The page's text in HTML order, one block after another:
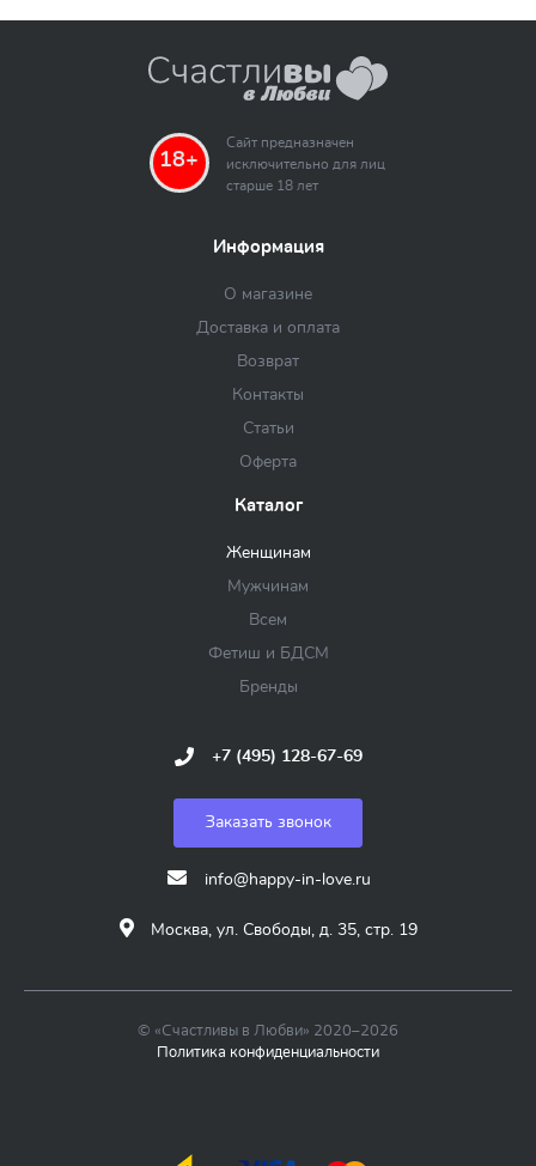
18+
Сайт предназначен
исключительно для лиц
старше 18 лет
Информация
О магазине
Доставка и оплата
Возврат
Контакты
Статьи
Оферта
Каталог
Женщинам
Мужчинам
Всем
Фетиш и БДСМ
Бренды
+7 (495) 128-67-69
Заказать звонок
info@happy-in-love.ru
Москва, ул. Свободы, д. 35, стр. 19
© «Счастливы в Любви» 2020–2026
Политика конфиденциальности